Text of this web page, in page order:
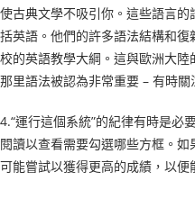
使古典文學不吸引你。這些語言
括英語。他們的許多語法結構和
校的英語教學大綱。這與歐洲大
那里語法被認為非常重要 – 有時關
4.“運行這個系統”的紀律有時是必
閱讀以查看需要勾選哪些方框。
可能嘗試以獲得更高的成績，以便